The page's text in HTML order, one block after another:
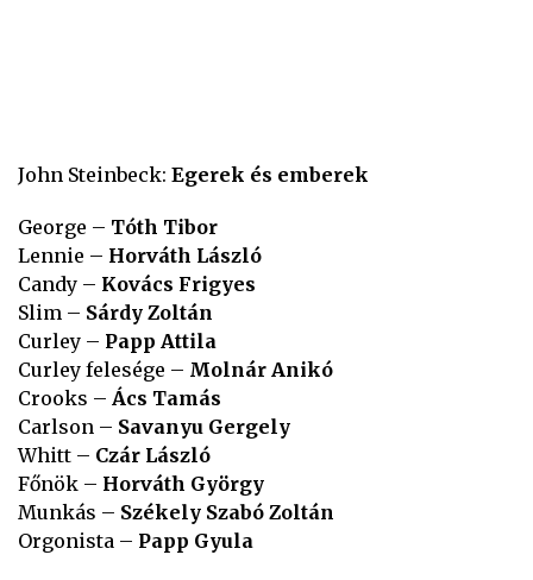
John Steinbeck: Egerek és emberek
George – Tóth Tibor
Lennie – Horváth László
Candy – Kovács Frigyes
Slim – Sárdy Zoltán
Curley – Papp Attila
Curley felesége – Molnár Anikó
Crooks – Ács Tamás
Carlson – Savanyu Gergely
Whitt – Czár László
Főnök – Horváth György
Munkás – Székely Szabó Zoltán
Orgonista – Papp Gyula